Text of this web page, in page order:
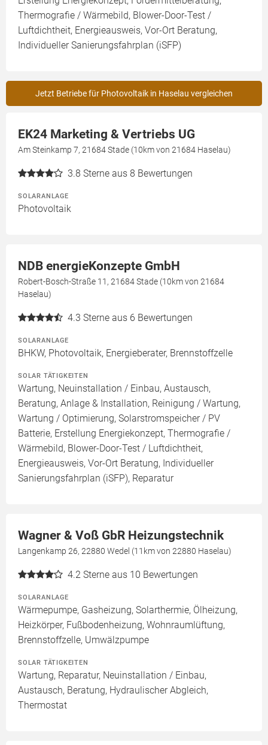
Thermografie / Wärmebild, Blower-Door-Test /
Luftdichtheit, Energieausweis, Vor-Ort Beratung,
Individueller Sanierungsfahrplan (iSFP)
Jetzt Betriebe für Photovoltaik in Haselau vergleichen
EK24 Marketing & Vertriebs UG
Am Steinkamp 7, 21684 Stade (10km von 21684 Haselau)
3.8 Sterne aus 8 Bewertungen
SOLARANLAGE
Photovoltaik
NDB energieKonzepte GmbH
Robert-Bosch-Straße 11, 21684 Stade (10km von 21684
Haselau)
4.3 Sterne aus 6 Bewertungen
SOLARANLAGE
BHKW, Photovoltaik, Energieberater, Brennstoffzelle
SOLAR TÄTIGKEITEN
Wartung, Neuinstallation / Einbau, Austausch,
Beratung, Anlage & Installation, Reinigung / Wartung,
Wartung / Optimierung, Solarstromspeicher / PV
Batterie, Erstellung Energiekonzept, Thermografie /
Wärmebild, Blower-Door-Test / Luftdichtheit,
Energieausweis, Vor-Ort Beratung, Individueller
Sanierungsfahrplan (iSFP), Reparatur
Wagner & Voß GbR Heizungstechnik
Langenkamp 26, 22880 Wedel (11km von 22880 Haselau)
4.2 Sterne aus 10 Bewertungen
SOLARANLAGE
Wärmepumpe, Gasheizung, Solarthermie, Ölheizung,
Heizkörper, Fußbodenheizung, Wohnraumlüftung,
Brennstoffzelle, Umwälzpumpe
SOLAR TÄTIGKEITEN
Wartung, Reparatur, Neuinstallation / Einbau,
Austausch, Beratung, Hydraulischer Abgleich,
Thermostat